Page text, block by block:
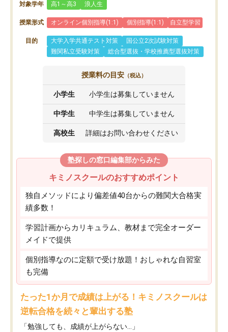
対象学年 高1～高3 浪人生
授業形式 オンライン個別指導(1:1) 個別指導(1:1) 自立型学習
目的 大学入学共通テスト対策
国公立2次試験対策
難関私立受験対策
総合型選抜・学校推薦型選抜対策
授業料の目安 （税込）
小学生 小学生は募集していません
中学生 中学生は募集していません
高校生 詳細はお問い合わせください
塾探しの窓口編集部からみた
キミノスクールのおすすめポイント
独自メソッドにより偏差値40台からの難関大合格実
績多数！
学習計画からカリキュラム、教材まで完全オーダー
メイドで提供
個別指導なのに定額で受け放題！おしゃれな自習室
も完備
たった1か月で成績は上がる！キミノスクールは
逆転合格を続々と輩出する塾
「勉強しても、成績が上がらない…」